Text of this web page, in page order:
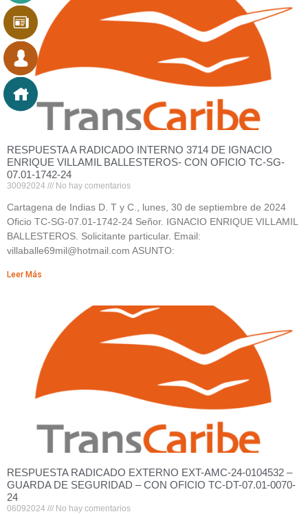
RESPUESTA A RADICADO INTERNO 3714 DE IGNACIO
ENRIQUE VILLAMIL BALLESTEROS- CON OFICIO TC-SG-
07.01-1742-24
30092024 No hay comentarios
Cartagena de Indias D. T y C., lunes, 30 de septiembre de 2024
Oficio TC-SG-07.01-1742-24 Señor. IGNACIO ENRIQUE VILLAMIL
BALLESTEROS. Solicitante particular. Email:
villaballe69mil@hotmail.com ASUNTO:
Leer Más
RESPUESTA RADICADO EXTERNO EXT-AMC-24-0104532 –
GUARDA DE SEGURIDAD – CON OFICIO TC-DT-07.01-0070-
24
06092024 No hay comentarios